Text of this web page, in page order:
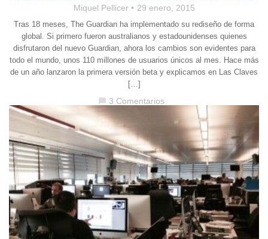
Miquel Pellicer 29 enero, 2015
Tras 18 meses, The Guardian ha implementado su rediseño de forma
global. Si primero fueron australianos y estadounidenses quienes
disfrutaron del nuevo Guardian, ahora los cambios son evidentes para
todo el mundo, unos 110 millones de usuarios únicos al mes. Hace más
de un año lanzaron la primera versión beta y explicamos en Las Claves
[…]
3 Comentarios